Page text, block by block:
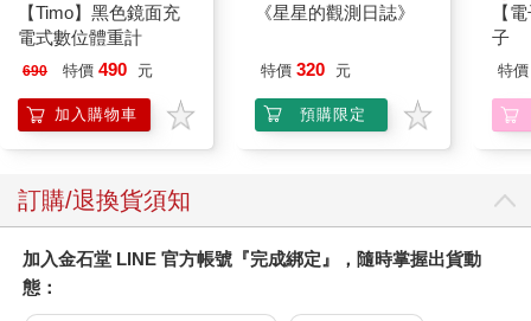
【Timo】黑色鏡面充
電式數位體重計
690 特價 490 元
加入購物車
《星星的觀測日誌》
特價 320 元
預購限定
【
子
特價
訂購/退換貨須知
加入金石堂 LINE 官方帳號『完成綁定』，隨時掌握出貨動
態：